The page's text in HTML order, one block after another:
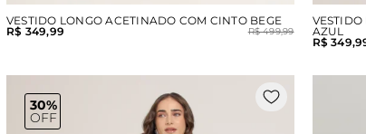
VESTIDO LONGO ACETINADO COM CINTO BEGE
R$ 349,99
R$ 499,99
AZUL
R$
30%
OFF